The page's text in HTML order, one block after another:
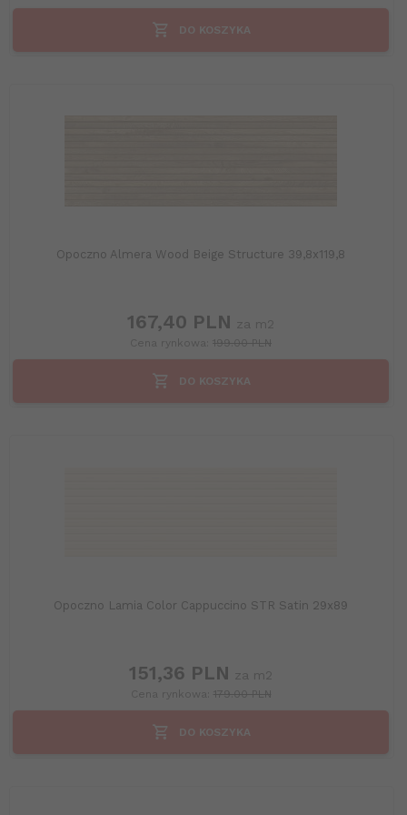
DO KOSZYKA
Opoczno Almera Wood Beige Structure 39,8x119,8
167,40 PLN za m2
Cena rynkowa: 199.00 PLN
DO KOSZYKA
Opoczno Lamia Color Cappuccino STR Satin 29x89
151,36 PLN za m2
Cena rynkowa: 179.00 PLN
DO KOSZYKA